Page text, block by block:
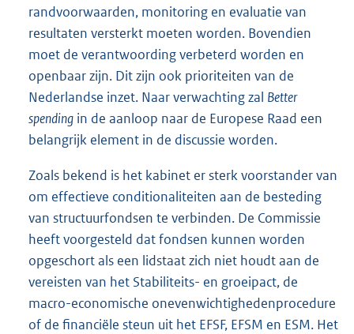
randvoorwaarden, monitoring en evaluatie van
resultaten versterkt moeten worden. Bovendien
moet de verantwoording verbeterd worden en
openbaar zijn. Dit zijn ook prioriteiten van de
Nederlandse inzet. Naar verwachting zal Better
spending in de aanloop naar de Europese Raad een
belangrijk element in de discussie worden.
Zoals bekend is het kabinet er sterk voorstander van
om effectieve conditionaliteiten aan de besteding
van structuurfondsen te verbinden. De Commissie
heeft voorgesteld dat fondsen kunnen worden
opgeschort als een lidstaat zich niet houdt aan de
vereisten van het Stabiliteits- en groeipact, de
macro-economische onevenwichtighedenprocedure
of de financiële steun uit het EFSF, EFSM en ESM. Het